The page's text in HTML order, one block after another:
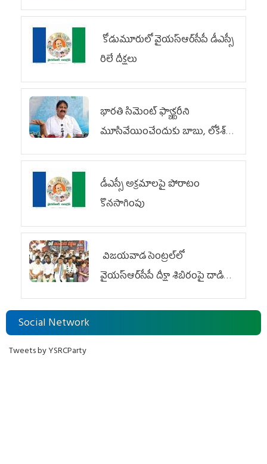
కోడుమూరులో వైయ‌స్ఆర్‌సీపీ డీఎస్సీ
రిలే దీక్షలు
భారతి సిమెంట్ ఫ్యాక్టరీని
మూసివేయించేందుకు బాబు, లోకేశ్
కుట్ర
డీఎస్సీ అక్రమాలపై పోరాటం
కొనసాగింపు
విజయవాడ సెంట్రల్‌లో
వైయ‌స్ఆర్‌సీపీ దీక్షా శిబిరంపై దాడి
దుర్మార్గం
Social Network
Tweets by YSRCParty